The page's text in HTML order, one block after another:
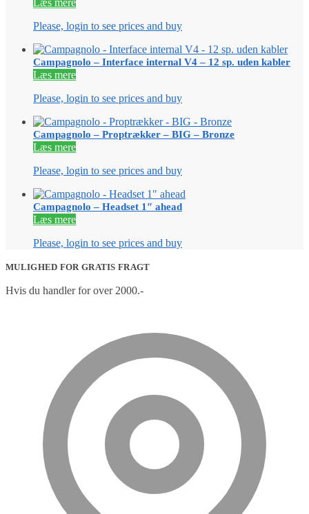
Læs mere
Please, login to see prices and buy
Campagnolo – Interface internal V4 – 12 sp. uden kabler
Læs mere
Please, login to see prices and buy
Campagnolo – Proptrækker – BIG – Bronze
Læs mere
Please, login to see prices and buy
Campagnolo – Headset 1″ ahead
Læs mere
Please, login to see prices and buy
MULIGHED FOR GRATIS FRAGT
Hvis du handler for over 2000.-